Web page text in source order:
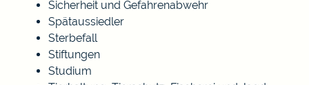
Sicherheit und Gefahrenabwehr
Spätaussiedler
Sterbefall
Stiftungen
Studium